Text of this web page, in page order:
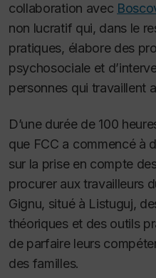
collaboration avec
non lucratif qui, dans le
pratiques, élabore des
psychosociale et
personnes qui travaillent
D’une durée de 100
que FCC a commencé à
sur la prise en compte
procurer aux travailleurs
Gignu, situé à Listuguj,
théoriques et des outils
de parfaire leurs
des familles.